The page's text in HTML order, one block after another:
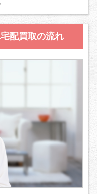
配買取の流れ